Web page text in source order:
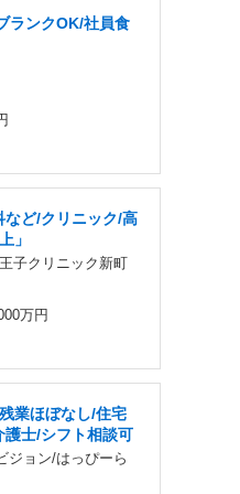
ランクOK/社員食
など/クリニック/高
」
子クリニック新町
万円
業ほぼなし/住宅
士/シフト相談可
ジョン/はっぴーら